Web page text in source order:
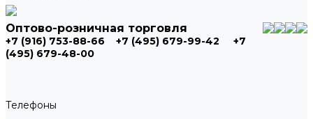
Оптово-розничная торговля
+7 (916) 753-88-66 +7 (495) 679-99-42
+7
(495) 679-48-00
Телефоны